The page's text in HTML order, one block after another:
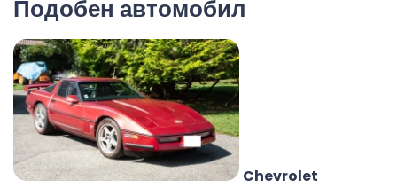
Подобен автомобил
Chevrolet